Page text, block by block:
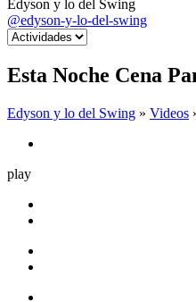
Edyson y lo del Swing
@edyson-y-lo-del-swing
Esta Noche Cena
Edyson y lo del Swing » Videos
play